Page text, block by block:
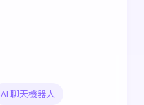
AI 聊天機器人